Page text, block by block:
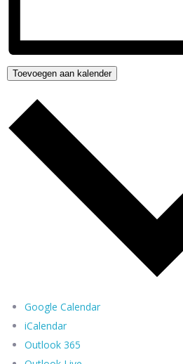
Toevoegen aan kalender
Google Calendar
iCalendar
Outlook 365